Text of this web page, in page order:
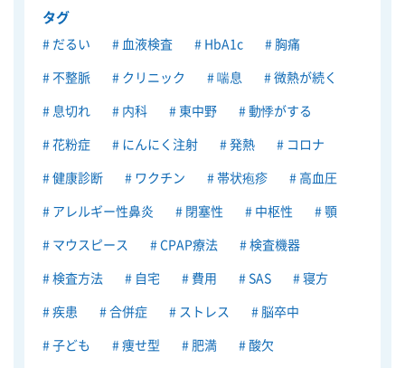
タグ
だるい 血液検査 HbA1c 胸痛
不整脈 クリニック 喘息 微熱が続く
息切れ 内科 東中野 動悸がする
花粉症 にんにく注射 発熱 コロナ
健康診断 ワクチン 帯状疱疹 高血圧
アレルギー性鼻炎 閉塞性 中枢性 顎
マウスピース CPAP療法 検査機器
検査方法 自宅 費用 SAS 寝方
疾患 合併症 ストレス 脳卒中
子ども 痩せ型 肥満 酸欠